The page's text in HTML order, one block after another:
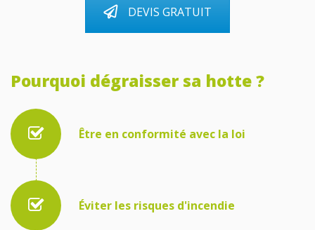
DEVIS GRATUIT
Pourquoi dégraisser sa hotte ?
Être en conformité avec la loi
Éviter les risques d'incendie